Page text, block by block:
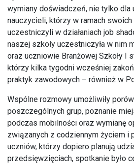
wymiany doświadczeń, nie tylko dla
nauczycieli, którzy w ramach
uczestniczyli w działaniach job
naszej szkoły uczestniczyła w nim
oraz uczniowie Branżowej Szkoły I
którzy kilka tygodni wcześniej
praktyk zawodowych – również w
Wspólne rozmowy umożliwiły
poszczególnych grup, poznanie
podczas mobilności oraz wymianę
związanych z codziennym życiem i
uczniów, którzy dopiero planują
przedsięwzięciach, spotkanie było